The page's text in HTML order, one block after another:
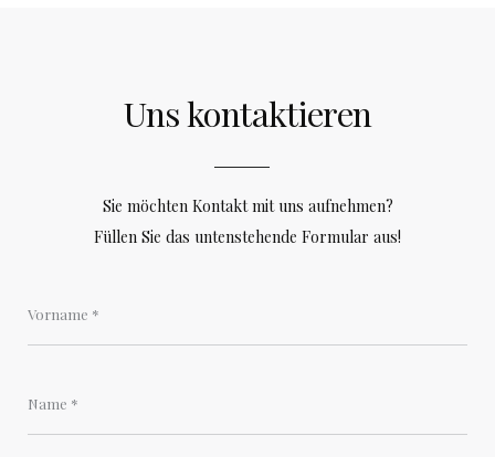
Uns kontaktieren
Sie möchten Kontakt mit uns aufnehmen?
Füllen Sie das untenstehende Formular aus!